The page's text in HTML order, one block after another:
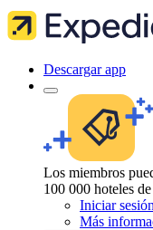
Descargar app
Los miembros
100 000 hoteles
Iniciar sesión
Más